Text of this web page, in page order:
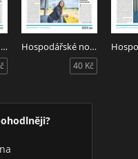
Hospodářské noviny 150 - 6.8.2026 Hospodářské noviny 149 - 5.8.2026
40 Kč